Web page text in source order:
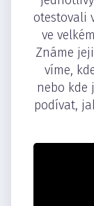
otestovali
ve velkém
Známe
víme,
nebo kde
podívat,